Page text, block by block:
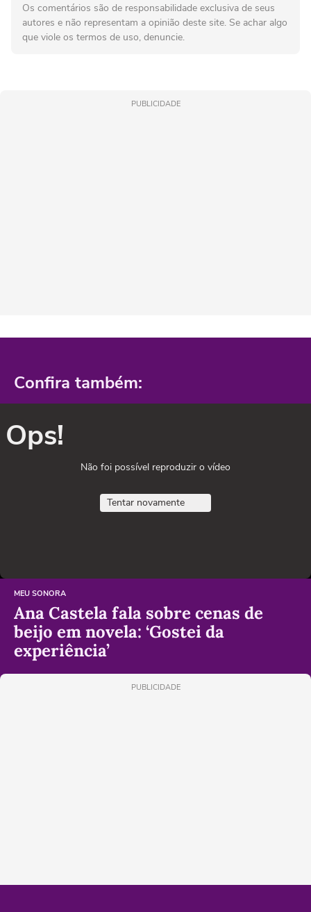
Os comentários são de responsabilidade exclusiva de seus
autores e não representam a opinião deste site. Se achar algo
que viole os termos de uso, denuncie.
PUBLICIDADE
Confira também:
Ops!
Não foi possível reproduzir o vídeo
Tentar novamente
MEU SONORA
Ana Castela fala sobre cenas de
beijo em novela: ‘Gostei da
experiência’
PUBLICIDADE